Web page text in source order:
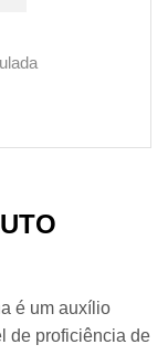
é um auxílio
de proficiência de